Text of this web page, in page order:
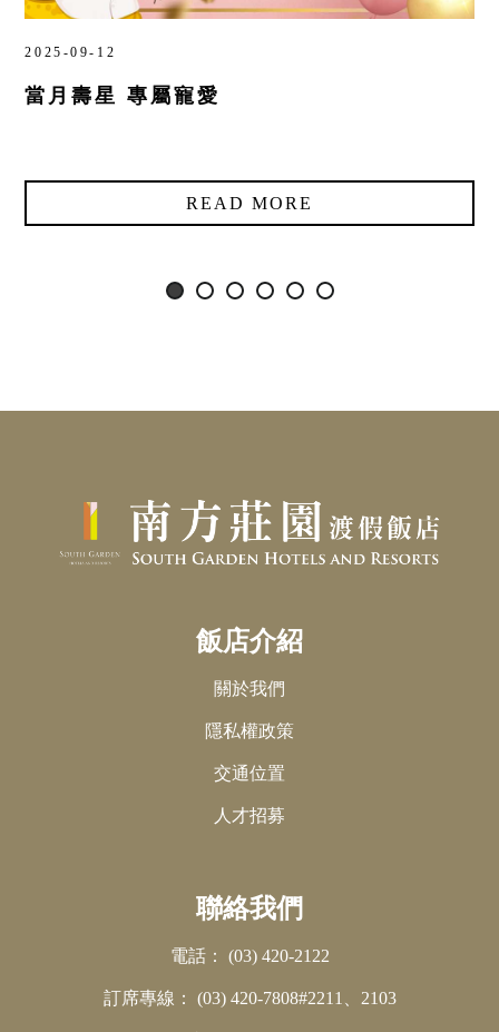
2025-09-12
當月壽星 專屬寵愛
READ MORE
飯店介紹
關於我們
隱私權政策
交通位置
人才招募
聯絡我們
電話： (03) 420-2122
訂席專線： (03) 420-7808#2211、2103